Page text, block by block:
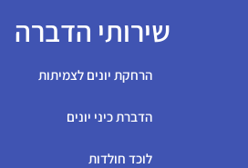
שירותי הדברה
הרחקת יונים לצמיתות
הדברת כיני יונים
לוכד חולדות